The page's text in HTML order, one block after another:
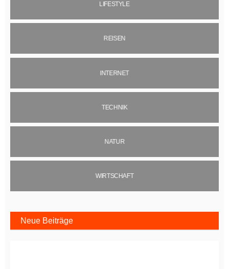
LIFESTYLE
REISEN
INTERNET
TECHNIK
NATUR
WIRTSCHAFT
Neue Beiträge